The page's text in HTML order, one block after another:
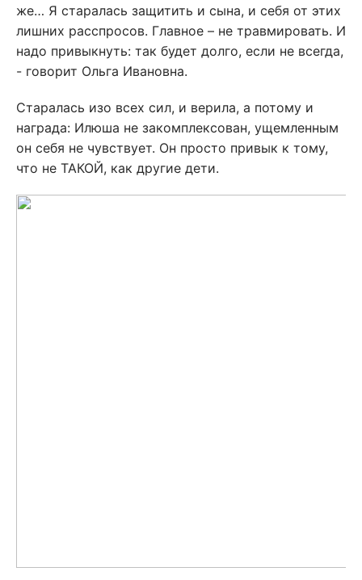
же… Я старалась защитить и сына, и себя от этих
лишних расспросов. Главное – не травмировать. И
надо привыкнуть: так будет долго, если не всегда,
- говорит Ольга Ивановна.
Старалась изо всех сил, и верила, а потому и
награда: Илюша не закомплексован, ущемленным
он себя не чувствует. Он просто привык к тому,
что не ТАКОЙ, как другие дети.